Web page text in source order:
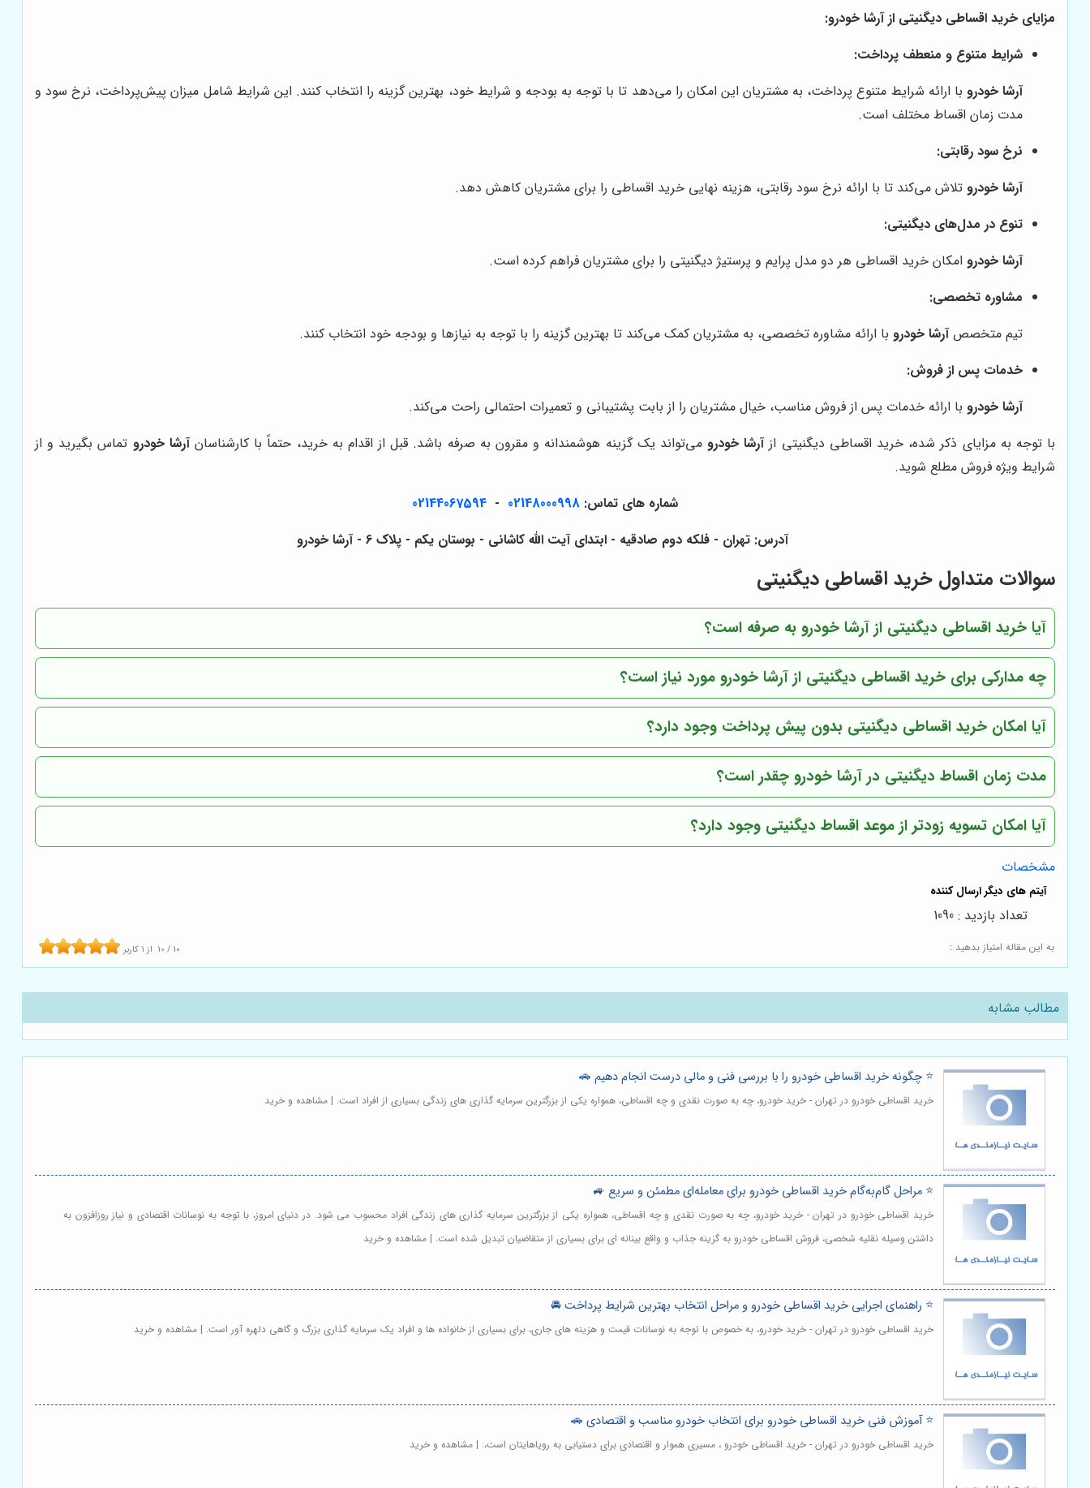
مزایای خرید اقساطی دیگنیتی ازآرشا خودرو:
شرایط متنوع و منعطف پرداخت:
آرشا خودرو با ارائه شرایط متنوع پرداخت، به مشتریان این امکان را می‌دهد تا با توجه به بودجه و شرایط خود، بهترین گزینه را انتخاب کنند. این شرایط شامل میزان پیش‌پرداخت، نرخ سود و
مدت زمان اقساط مختلف است.
نرخ سود رقابتی:
آرشا خودروتلاش می‌کند تا با ارائه نرخ سود رقابتی، هزینه نهایی خرید اقساطی را برای مشتریان کاهش دهد.
تنوع در مدل‌های دیگنیتی:
آرشا خودروامکان خرید اقساطی هر دو مدل پرایم و پرستیژ دیگنیتی را برای مشتریان فراهم کرده است.
مشاوره تخصصی:
تیم متخصصآرشا خودروبا ارائه مشاوره تخصصی، به مشتریان کمک می‌کند تا بهترین گزینه را با توجه به نیازها و بودجه خود انتخاب کنند.
خدمات پس از فروش:
آرشا خودروبا ارائه خدمات پس از فروش مناسب، خیال مشتریان را از بابت پشتیبانی و تعمیرات احتمالی راحت می‌کند.
با توجه به مزایای ذکر شده، خرید اقساطی دیگنیتی ازآرشا خودرومی‌تواند یک گزینه هوشمندانه و مقرون به صرفه باشد. قبل از اقدام به خرید، حتماً با کارشناسانآرشا خودرو تماس بگیرید و از
شرایط ویژه فروش مطلع شوید.
شماره های تماس:02148000998
-
02144067594
آدرس: تهران - فلکه دوم صادقیه - ابتدای آیت الله کاشانی - بوستان یکم - پلاک 6 - آرشا خودرو
سوالات متداول خرید اقساطی دیگنیتی
آیا خرید اقساطی دیگنیتی از آرشا خودرو به صرفه است؟
چه مدارکی برای خرید اقساطی دیگنیتی از آرشا خودرو مورد نیاز است؟
آیا امکان خرید اقساطی دیگنیتی بدون پیش پرداخت وجود دارد؟
مدت زمان اقساط دیگنیتی در آرشا خودرو چقدر است؟
آیا امکان تسویه زودتر از موعد اقساط دیگنیتی وجود دارد؟
مشخصات
به این مقاله امتیاز بدهید : 10 / 10 از 1 کاربر
تعداد بازدید : 1090
مطالب مشابه
⭐️ چگونه خرید اقساطی خودرو را با بررسی فنی و مالی درست انجام دهیم 🚗
خرید اقساطی خودرو در تهران - خرید خودرو، چه به صورت نقدی و چه اقساطی، همواره یکی از بزرگترین سرمایه گذاری های زندگی بسیاری از افراد است. | مشاهده و خرید
⭐️ مراحل گام‌به‌گام خرید اقساطی خودرو برای معامله‌ای مطمئن و سریع 🚙
خرید اقساطی خودرو در تهران - خرید خودرو، چه به صورت نقدی و چه اقساطی، همواره یکی از بزرگترین سرمایه گذاری های زندگی افراد محسوب می شود. در دنیای امروز، با توجه به نوسانات اقتصادی و نیاز روزافزون به
داشتن وسیله نقلیه شخصی، فروش اقساطی خودرو به گزینه جذاب و واقع بینانه ای برای بسیاری از متقاضیان تبدیل شده است. | مشاهده و خرید
⭐️ راهنمای اجرایی خرید اقساطی خودرو و مراحل انتخاب بهترین شرایط پرداخت 🚘
خرید اقساطی خودرو در تهران - خرید خودرو، به خصوص با توجه به نوسانات قیمت و هزینه های جاری، برای بسیاری از خانواده ها و افراد یک سرمایه گذاری بزرگ و گاهی دلهره آور است. | مشاهده و خرید
⭐️ آموزش فنی خرید اقساطی خودرو برای انتخاب خودرو مناسب و اقتصادی 🚗
خرید اقساطی خودرو در تهران - خرید اقساطی خودرو ، مسیری هموار و اقتصادی برای دستیابی به رویاهایتان است،. | مشاهده و خرید